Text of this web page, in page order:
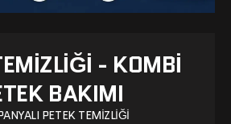
- KOMBI
BAKIMI
PETEK TEMIZLIĞI